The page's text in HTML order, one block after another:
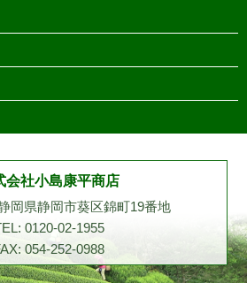
会社小島康平商店
岡県静岡市葵区錦町19番地
0120-02-1955
054-252-0988